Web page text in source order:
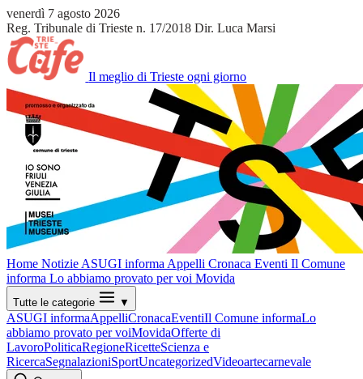
venerdì 7 agosto 2026
Reg. Tribunale di Trieste n. 17/2018 Dir. Luca Marsi
Il meglio di Trieste ogni giorno
Home Notizie ASUGI informa Appelli Cronaca Eventi Il Comune
informa Lo abbiamo provato per voi Movida
Tutte le categorie ▼
ASUGI informaAppelliCronacaEventiIl Comune informaLo
abbiamo provato per voiMovidaOfferte di
LavoroPoliticaRegioneRicetteScienza e
RicercaSegnalazioniSportUncategorizedVideoartecarnevale